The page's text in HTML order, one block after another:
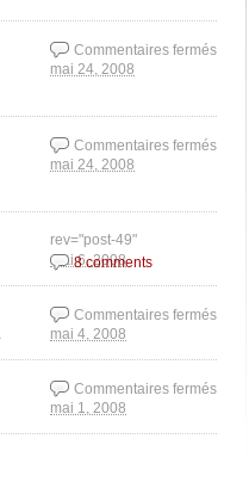
mai 24, 2008
Commentaires fermés
sur Il n’y aura pas
taxe sur la redevance
mai 24, 2008
Commentaires fermés
sur Internet: Le
le contrôle
gouvernemental
mai 6, 2008
rev="post-49"
8 comments
mai 4, 2008
Commentaires fermés
sur UndernetCS 0.8.6
released !
mai 1, 2008
Commentaires fermés
sur Bonne fête … du
travail !